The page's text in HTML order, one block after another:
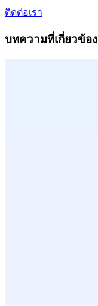
ติดต่อเรา
บทความที่เกี่ยวข้อง